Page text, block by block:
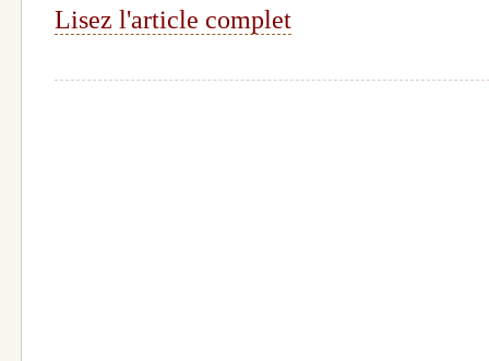
Lisez l'article complet